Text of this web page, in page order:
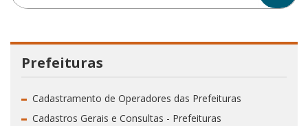
Prefeituras
Cadastramento de Operadores das Prefeituras
Cadastros Gerais e Consultas - Prefeituras